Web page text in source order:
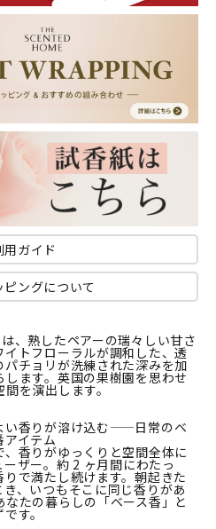
用ガイド
ングについて
、熟したペアーの瑞々しい甘さ
トフローラルが調和した、透
チョリが洗練された深みを加
ます。英国の果樹園を思わせ
を演出します。
い香りが溶け込む——日常のベ
イテム
香りがゆっくりと空間全体に
ザー。約 2 ヶ月間にわたっ
で満たし続けます。朝起きた
、いつもそこに同じ香りがあ
たの暮らしの「ベース香」と
す。